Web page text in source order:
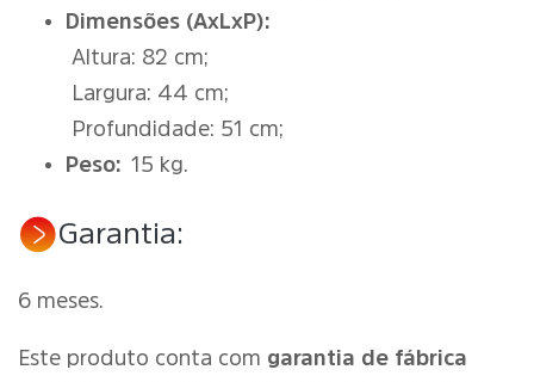
Dimensões (AxLxP):
Altura: 82 cm;
Largura: 44 cm;
Profundidade: 51 cm;
Peso: 15 kg.
Garantia:
6 meses.
Este produto conta com garantia de fábrica